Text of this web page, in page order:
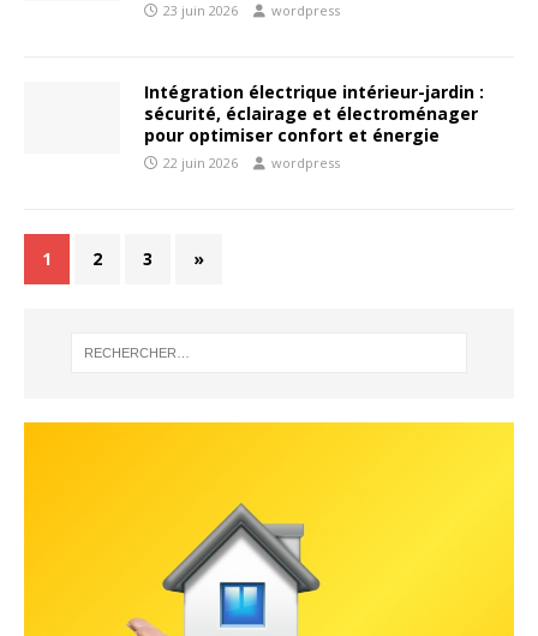
23 juin 2026 wordpress
Intégration électrique intérieur-jardin :
sécurité, éclairage et électroménager
pour optimiser confort et énergie
22 juin 2026 wordpress
1 2 3 »